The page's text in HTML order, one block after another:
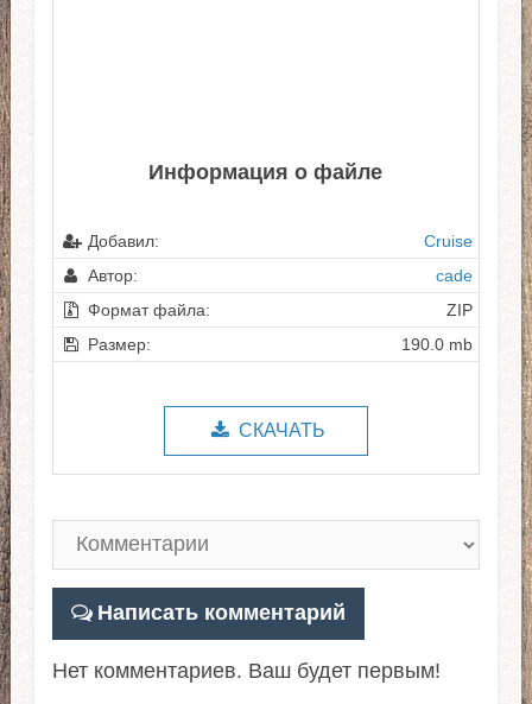
Информация о файле
Добавил:
Cruise
Автор:
cade
Формат файла:
ZIP
Размер:
190.0 mb
СКАЧАТЬ
Написать комментарий
Нет комментариев. Ваш будет первым!